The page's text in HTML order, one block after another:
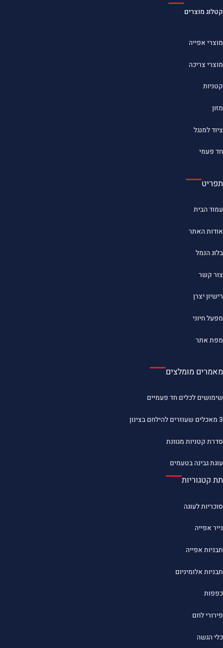
קטלוג מוצרים
מוצרי אפייה
מוצרי צריכה
קטניות
מזון
ציוד למנגל
חד פעמי
תפריט
עמוד הבית
אודות האתר
בלוג הנמל
צור קשר
רישיון יצרן
מפעל חיוני
מפת אתר
מאמרים מומלצים
שימושים לכלים חד פעמיים
3 מאכלים שעוזרים להילחם בצינון
סדרת קטניות מגוונת
עוגת גבינה בטעמים
תת קטגוריות
סוכריות לעוגה
נייר אפייה
תבניות אפייה
תבניות אלומיניום
כפפות
פירורי לחם
כלי הגשה